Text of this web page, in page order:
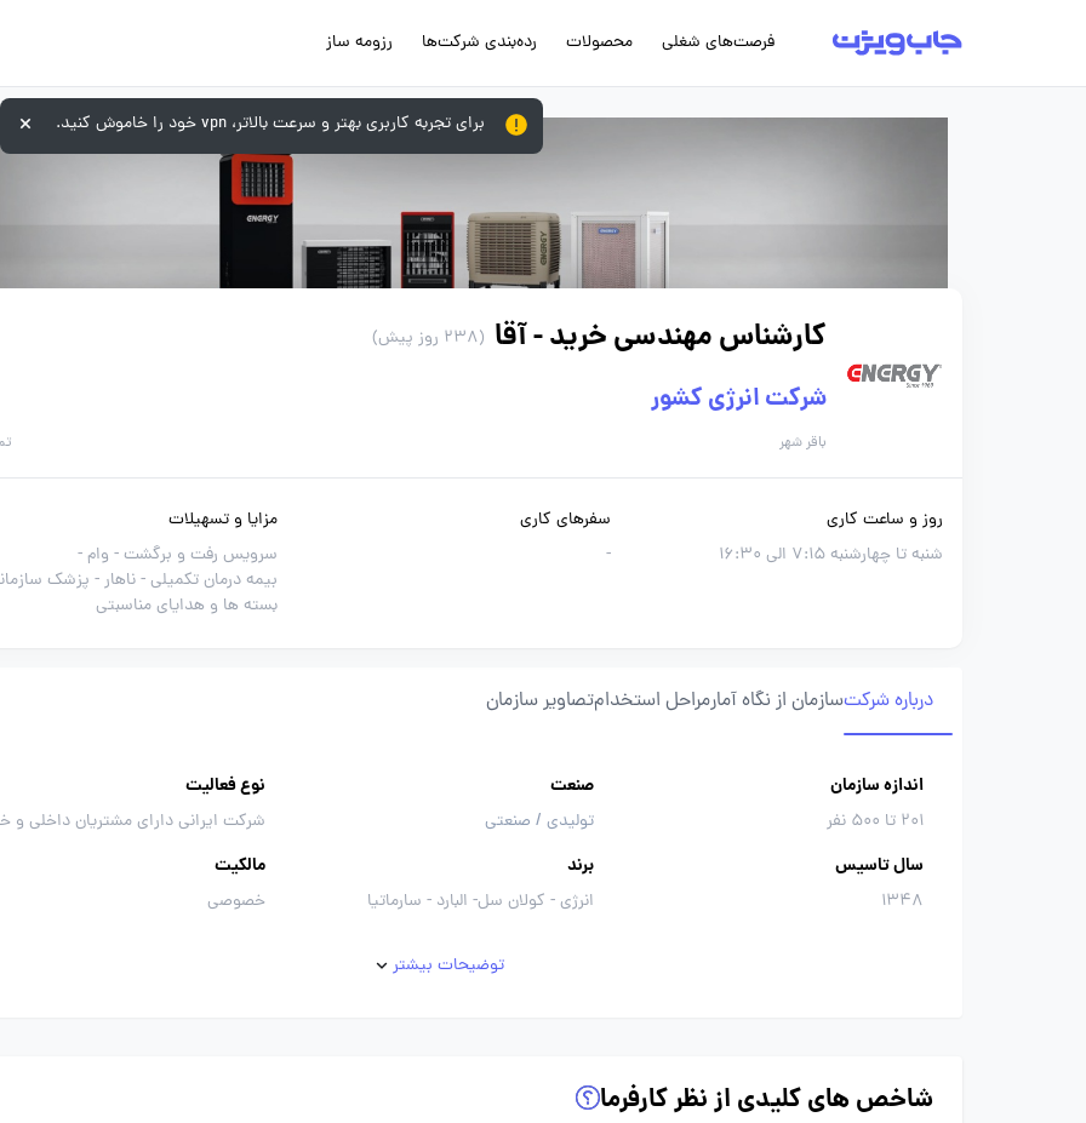
فرصت‌های شغلی محصولات رده‌بندی شرکت‌ها رزومه ساز
کارشناس مهندسی خرید - آقا (238 روز پیش)
شرکت انرژی کشور
باقر شهر
روز و ساعت کاری
شنبه تا چهارشنبه 7:15 الی 16:30
سفرهای کاری
-
مزایا و تسهیلات
سرویس رفت و برگشت - وام -
بیمه درمان تکمیلی - ناهار - پزشک
بسته ها و هدایای مناسبتی
درباره شرکتسازمان از نگاه آمارمراحل استخدامتصاویر سازمان
اندازه سازمان
201 تا 500 نفر
صنعت
تولیدی / صنعتی
نوع فعالیت
شرکت ایرانی دارای مشتریان داخلی و
سال تاسیس
1348
برند
انرژی - کولان سل- البارد - سارماتیا
مالکیت
خصوصی
توضیحات بیشتر
شاخص های کلیدی از نظر کارفرما
برای تجربه کاربری بهتر و سرعت بالاتر، vpn خود را خاموش کنید.